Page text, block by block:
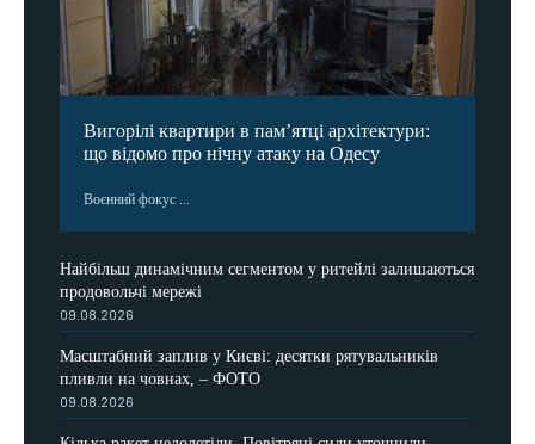
Вигорілі квартири в пам’ятці архітектури:
що відомо про нічну атаку на Одесу
Воєнний фокус ...
Найбільш динамічним сегментом у ритейлі залишаються
продовольчі мережі
09.08.2026
Масштабний заплив у Києві: десятки рятувальників
пливли на човнах, – ФОТО
09.08.2026